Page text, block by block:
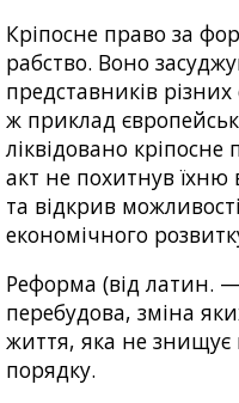
Кріпосне право за
рабство. Воно
представників
ж приклад
ліквідовано
акт не похитнув їхню
та відкрив
економічного
Реформа (від латин.
перебудова, зміна
життя, яка не знищує
порядку.